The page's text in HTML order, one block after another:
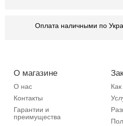
Оплата наличными по
О магазине
О нас
Контакты
Гарантии и
преимущества